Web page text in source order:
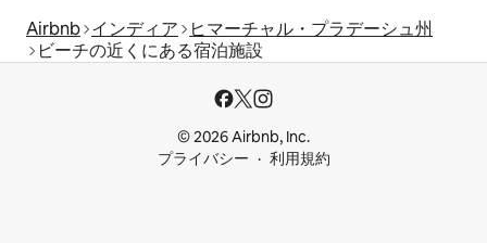
Airbnb インディア
ヒマーチャル・プラデーシュ州
ビーチの近くにある宿泊施設
© 2026 Airbnb, Inc.
プライバシー
利用規約